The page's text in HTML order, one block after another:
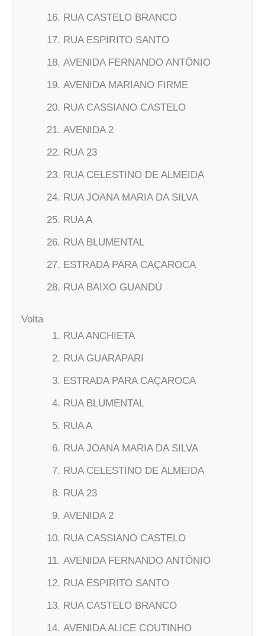
RUA CASTELO BRANCO
RUA ESPIRITO SANTO
AVENIDA FERNANDO ANTÔNIO
AVENIDA MARIANO FIRME
RUA CASSIANO CASTELO
AVENIDA 2
RUA 23
RUA CELESTINO DE ALMEIDA
RUA JOANA MARIA DA SILVA
RUA A
RUA BLUMENTAL
ESTRADA PARA CAÇAROCA
RUA BAIXO GUANDÚ
Volta
RUA ANCHIETA
RUA GUARAPARI
ESTRADA PARA CAÇAROCA
RUA BLUMENTAL
RUA A
RUA JOANA MARIA DA SILVA
RUA CELESTINO DE ALMEIDA
RUA 23
AVENIDA 2
RUA CASSIANO CASTELO
AVENIDA FERNANDO ANTÔNIO
RUA ESPIRITO SANTO
RUA CASTELO BRANCO
AVENIDA ALICE COUTINHO